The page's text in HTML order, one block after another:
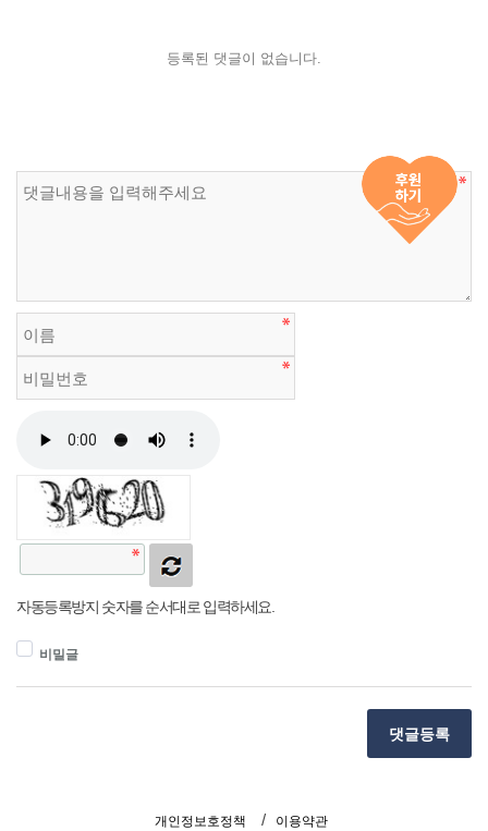
등록된 댓글이 없습니다.
자동등록방지 숫자를 순서대로 입력하세요.
비밀글
댓글등록
개인정보호정책 이용약관